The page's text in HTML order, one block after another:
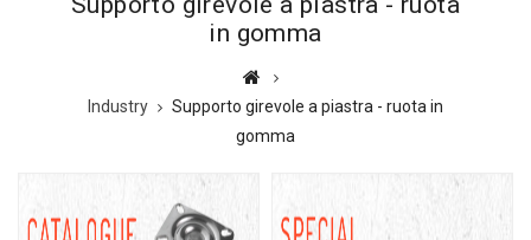
in gomma
Industry
Supporto girevole a piastra - ruota in
gomma